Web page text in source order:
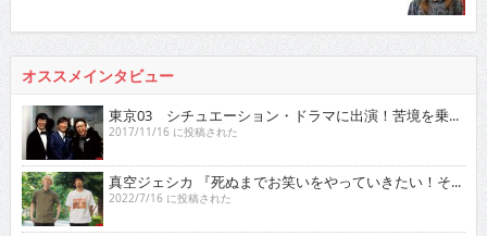
オススメインタビュー
東京03 シチュエーション・ドラマに出演！苦境を乗...
2017/11/16 に投稿された
真空ジェシカ 『死ぬまでお笑いをやっていきたい！そ...
2022/7/16 に投稿された